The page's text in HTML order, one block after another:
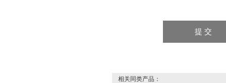
相关同类产品：